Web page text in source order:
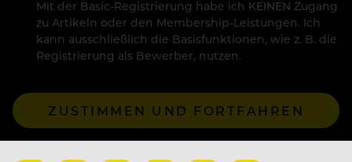
Mit der Basic-Registrierung habe ich KEINEN Zugang
zu Artikeln oder den Membership-Leistungen. Ich
kann ausschließlich die Basisfunktionen, wie z. B. die
Registrierung als Bewerber, nutzen.
ZUSTIMMEN UND FORTFAHREN